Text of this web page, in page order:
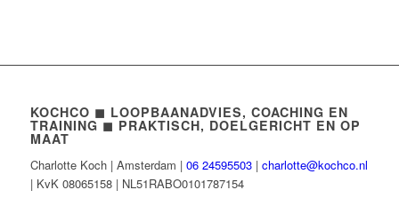
KOCHCO ◼︎ LOOPBAANADVIES, COACHING EN
TRAINING ◼︎ PRAKTISCH, DOELGERICHT EN OP
MAAT
Charlotte Koch | Amsterdam | 06 24595503 | charlotte@kochco.nl
| KvK 08065158 | NL51RABO0101787154